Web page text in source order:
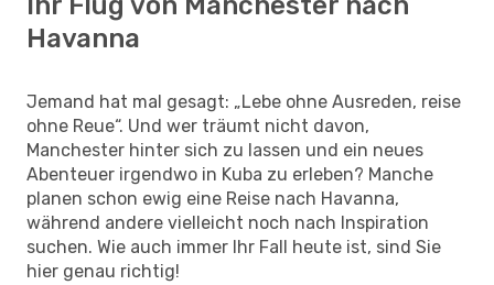
Havanna
Jemand hat mal gesagt: „Lebe ohne Ausreden, reise
ohne Reue“. Und wer träumt nicht davon,
Manchester hinter sich zu lassen und ein neues
Abenteuer irgendwo in Kuba zu erleben? Manche
planen schon ewig eine Reise nach Havanna,
während andere vielleicht noch nach Inspiration
suchen. Wie auch immer Ihr Fall heute ist, sind Sie
hier genau richtig!